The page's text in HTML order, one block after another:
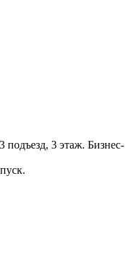
подъезд, 3 этаж. Бизнес-